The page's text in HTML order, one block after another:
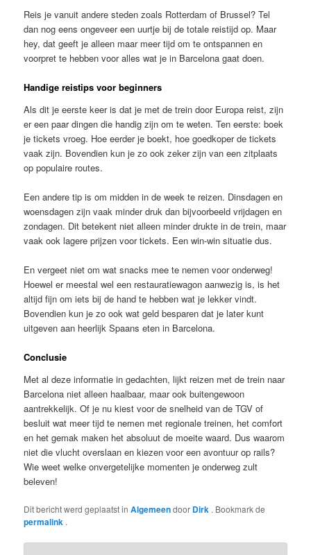
Reis je vanuit andere steden zoals Rotterdam of Brussel? Tel
dan nog eens ongeveer een uurtje bij de totale reistijd op. Maar
hey, dat geeft je alleen maar meer tijd om te ontspannen en
voorpret te hebben voor alles wat je in Barcelona gaat doen.
Handige reistips voor beginners
Als dit je eerste keer is dat je met de trein door Europa reist, zijn
er een paar dingen die handig zijn om te weten. Ten eerste: boek
je tickets vroeg. Hoe eerder je boekt, hoe goedkoper de tickets
vaak zijn. Bovendien kun je zo ook zeker zijn van een zitplaats
op populaire routes.
Een andere tip is om midden in de week te reizen. Dinsdagen en
woensdagen zijn vaak minder druk dan bijvoorbeeld vrijdagen en
zondagen. Dit betekent niet alleen minder drukte in de trein, maar
vaak ook lagere prijzen voor tickets. Een win-win situatie dus.
En vergeet niet om wat snacks mee te nemen voor onderweg!
Hoewel er meestal wel een restauratiewagon aanwezig is, is het
altijd fijn om iets bij de hand te hebben wat je lekker vindt.
Bovendien kun je zo ook wat geld besparen dat je later kunt
uitgeven aan heerlijk Spaans eten in Barcelona.
Conclusie
Met al deze informatie in gedachten, lijkt reizen met de trein naar
Barcelona niet alleen haalbaar, maar ook buitengewoon
aantrekkelijk. Of je nu kiest voor de snelheid van de TGV of
besluit wat meer tijd te nemen met regionale treinen, het comfort
en het gemak maken het absoluut de moeite waard. Dus waarom
niet die vlucht overslaan en kiezen voor een avontuur op rails?
Wie weet welke onvergetelijke momenten je onderweg zult
beleven!
Dit bericht werd geplaatst inAlgemeendoor Dirk . Bookmark de
permalink .